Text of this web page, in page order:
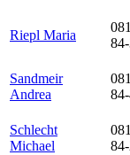
Riepl Maria
Sandmeir
Andrea
Schlecht
Michael